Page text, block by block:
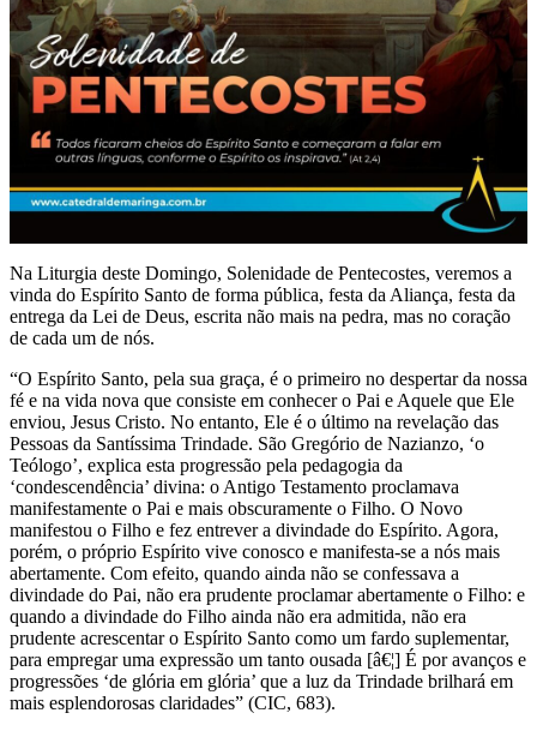
Na Liturgia deste Domingo, Solenidade de Pentecostes, veremos a
vinda do Espírito Santo de forma pública, festa da Aliança, festa da
entrega da Lei de Deus, escrita não mais na pedra, mas no coração
de cada um de nós.
“O Espírito Santo, pela sua graça, é o primeiro no despertar da nossa
fé e na vida nova que consiste em conhecer o Pai e Aquele que Ele
enviou, Jesus Cristo. No entanto, Ele é o último na revelação das
Pessoas da Santíssima Trindade. São Gregório de Nazianzo, ‘o
Teólogo’, explica esta progressão pela pedagogia da
‘condescendência’ divina: o Antigo Testamento proclamava
manifestamente o Pai e mais obscuramente o Filho. O Novo
manifestou o Filho e fez entrever a divindade do Espírito. Agora,
porém, o próprio Espírito vive conosco e manifesta-se a nós mais
abertamente. Com efeito, quando ainda não se confessava a
divindade do Pai, não era prudente proclamar abertamente o Filho: e
quando a divindade do Filho ainda não era admitida, não era
prudente acrescentar o Espírito Santo como um fardo suplementar,
para empregar uma expressão um tanto ousada [â€¦] É por avanços e
progressões ‘de glória em glória’ que a luz da Trindade brilhará em
mais esplendorosas claridades” (CIC, 683).